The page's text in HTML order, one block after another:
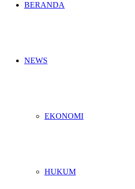
BERANDA
NEWS
EKONOMI
HUKUM